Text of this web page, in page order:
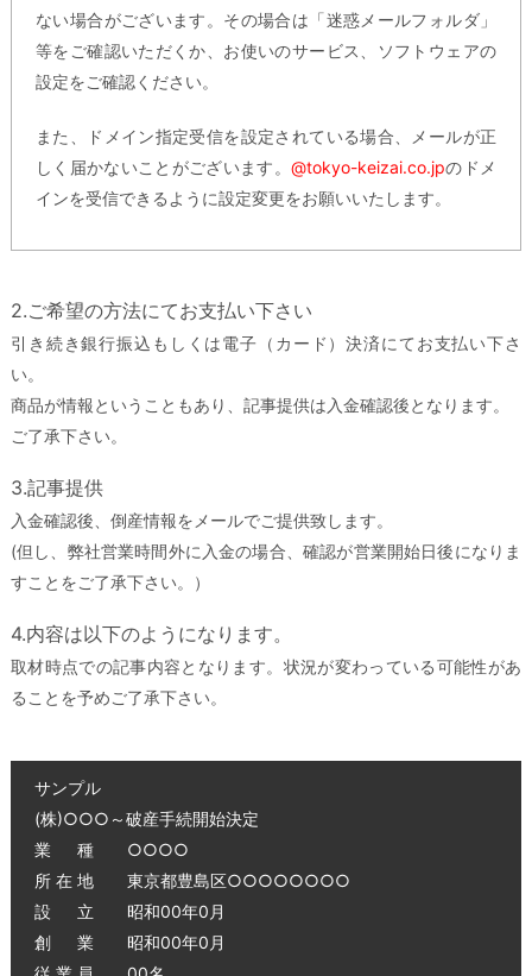
ない場合がございます。その場合は「迷惑メールフォルダ」
等をご確認いただくか、お使いのサービス、ソフトウェアの
設定をご確認ください。
また、ドメイン指定受信を設定されている場合、メールが正
しく届かないことがございます。@tokyo-keizai.co.jpのドメ
インを受信できるように設定変更をお願いいたします。
2.ご希望の方法にてお支払い下さい
引き続き銀行振込もしくは電子（カード）決済にてお支払い下さ
い。
商品が情報ということもあり、記事提供は入金確認後となります。
ご了承下さい。
3.記事提供
入金確認後、倒産情報をメールでご提供致します。
(但し、弊社営業時間外に入金の場合、確認が営業開始日後になりま
すことをご了承下さい。）
4.内容は以下のようになります。
取材時点での記事内容となります。状況が変わっている可能性があ
ることを予めご了承下さい。
サンプル
(株)○○○～破産手続開始決定
業 種 ○○○○
所 在 地 東京都豊島区○○○○○○○○
設 立 昭和00年0月
創 業 昭和00年0月